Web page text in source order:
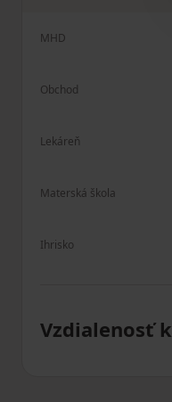
MHD
Obchod
Lekáreň
Materská škola
Ihrisko
Vzdialenosť k